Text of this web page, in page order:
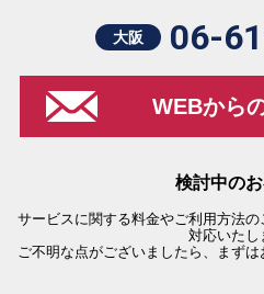
大阪 06-
WEBから
検討中の
サービスに関する料金やご利用方法
対応いたし
ご不明な点がございましたら、まず